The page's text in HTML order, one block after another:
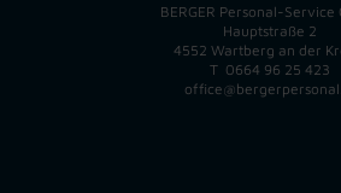
BERGER Personal-Service
Hauptstraße 2
4552 Wartberg an der
T 0664 96 25 423